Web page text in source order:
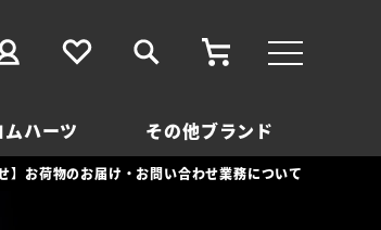
ムハーツ その他ブランド
】お荷物のお届け・お問い合わせ業務について